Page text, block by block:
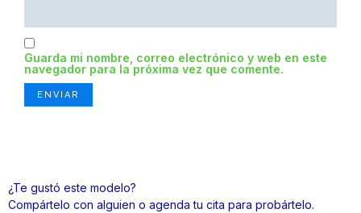
Guarda mi nombre, correo electrónico y web en este
navegador para la próxima vez que comente.
¿Te gustó este modelo?
Compártelo con alguien o agenda tu cita para probártelo.